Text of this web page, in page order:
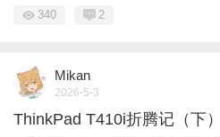
340 2
Mikan
2026-5-3
ThinkPad T410i折腾记（下）